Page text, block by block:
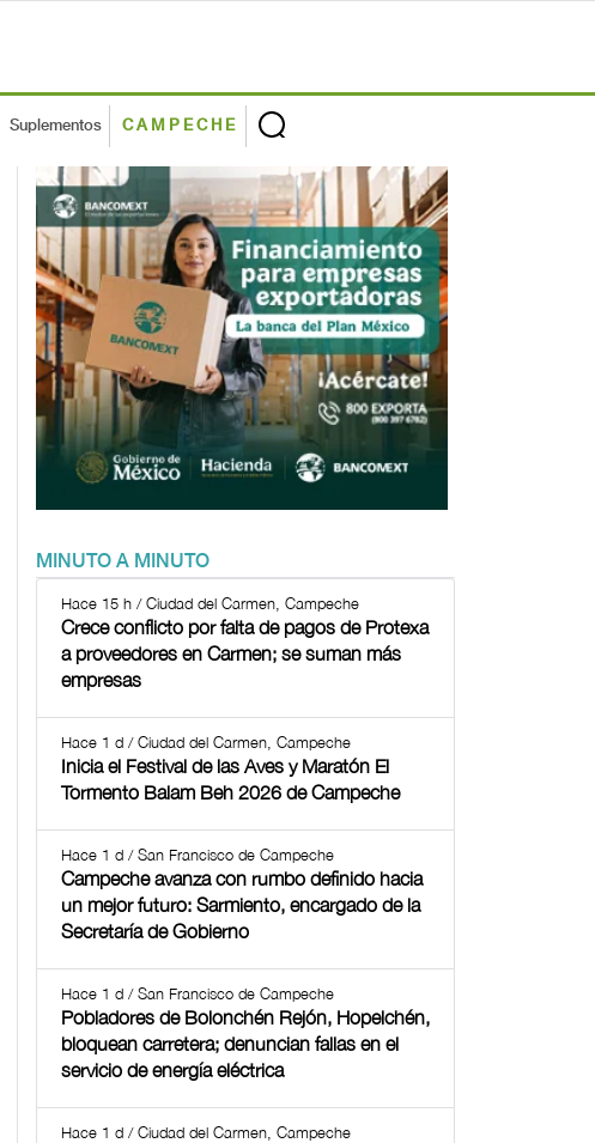
Suplementos CAMPECHE
MINUTO A MINUTO
Hace 15 h / Ciudad del Carmen, Campeche
Crece conflicto por falta de pagos de Protexa
a proveedores en Carmen; se suman más
empresas
Hace 1 d / Ciudad del Carmen, Campeche
Inicia el Festival de las Aves y Maratón El
Tormento Balam Beh 2026 de Campeche
Hace 1 d / San Francisco de Campeche
Campeche avanza con rumbo definido hacia
un mejor futuro: Sarmiento, encargado de la
Secretaría de Gobierno
Hace 1 d / San Francisco de Campeche
Pobladores de Bolonchén Rejón, Hopelchén,
bloquean carretera; denuncian fallas en el
servicio de energía eléctrica
Hace 1 d / Ciudad del Carmen, Campeche